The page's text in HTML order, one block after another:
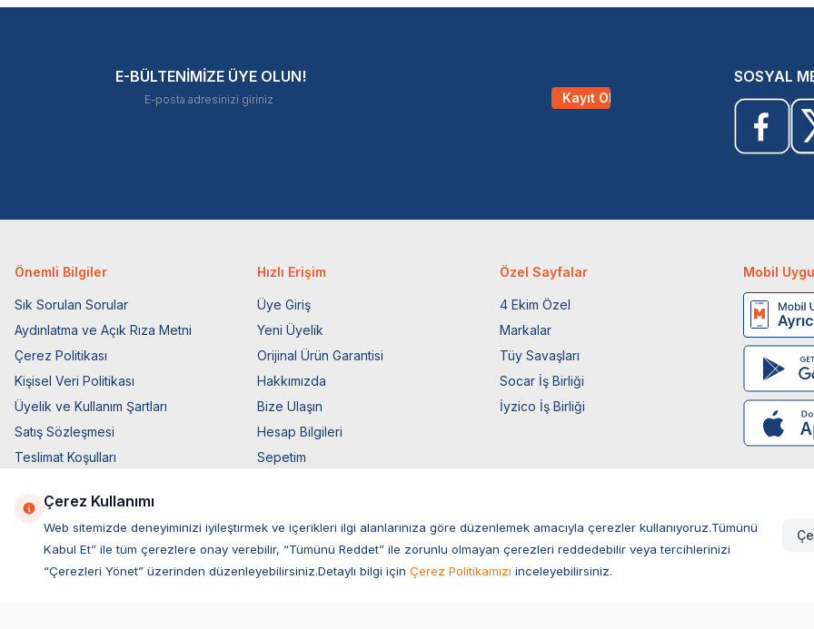
E-BÜLTENİMİZE ÜYE OLUN!
Kayıt Ol
SOSYAL
Önemli Bilgiler
Sık Sorulan Sorular
Aydınlatma ve Açık Rıza Metni
Çerez Politikası
Kişisel Veri Politikası
Üyelik ve Kullanım Şartları
Satış Sözleşmesi
Teslimat Koşulları
Elektronik İleti Aydınlatma Metni
Hızlı Erişim
Üye Giriş
Yeni Üyelik
Orijinal Ürün Garantisi
Hakkımızda
Bize Ulaşın
Hesap Bilgileri
Sepetim
Özel Sayfalar
4 Ekim Özel
Markalar
Tüy Savaşları
Socar İş Birliği
İyzico İş Birliği
Mobil
Çerez Kullanımı
Web sitemizde deneyiminizi iyileştirmek ve içerikleri ilgi alanlarınıza göre düzenlemek amacıyla çerezler kullanıyoruz.Tümünü
Kabul Et” ile tüm çerezlere onay verebilir, “Tümünü Reddet” ile zorunlu olmayan çerezleri reddedebilir veya tercihlerinizi
“Çerezleri Yönet” üzerinden düzenleyebilirsiniz.Detaylı bilgi için Çerez Politikamızı inceleyebilirsiniz.